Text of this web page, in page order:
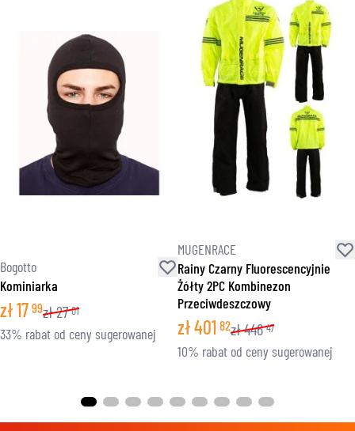
Bogotto
Kominiarka
zł17 99zł27 01
33% rabat od ceny sugerowanej
MUGENRACE
Rainy Czarny Fluorescencyjnie
Żółty 2PC Kombinezon
Przeciwdeszczowy
zł401 82zł446 47
10% rabat od ceny sugerowanej